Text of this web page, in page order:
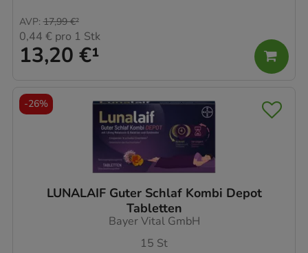
13,20 €¹
AVP: 17,99 €²
0,44 € pro 1 Stk
LUNALAIF Guter Schlaf Kombi Depot
Tabletten
Bayer Vital GmbH
15 St
-26%